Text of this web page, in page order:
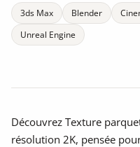
3ds Max Blender
Unreal Engine
Découvrez Texture
résolution 2K, pensée